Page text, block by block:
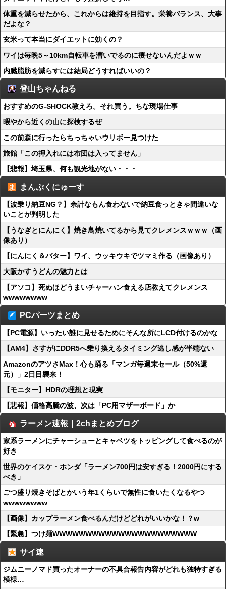
体重を減らせたから、これからは維持を目指す。栄養バランス、大事
だよな？
玄米って本当にダイエットに効くの？
ワイは毎晩5～10km自転車を漕いでるのに痩せないんだよｗｗ
内臓脂肪を減らすには結局どうすればいいの？
登山ちゃんねる
おすすめのG-SHOCK教えろ。それ買う。ちな現場仕事
暇やから近くの山に探検するぜ
この前森に行ったらちっちゃいウリボー見つけた
旅館「この押入れには布団は入ってません」
【悲報】埼玉県、何も観光地がない・・・
まんぷくにゅーす
【波乗り納豆NG？】余計なもん食わないで納豆食っときゃ間違いな
いことが判明した
【うなぎとにんにく】焼き鳥焼いてるから見てクレメンスｗｗｗ（画
像あり）
【にんにく＆バター】ワイ、ウッキウキでツマミ作る（画像あり）
大阪かすうどんの魅力とは
【アソコ】死ぬほどうまいチャーハン食える店教えてクレメンス
wwwwwwww
PCパーツまとめ
【PC電源】いったい誰に見せるためにそんな所にLCD付けるのかな
【AM4】さすがにDDR5へ乗り換えるタイミング逃し感が半端ない
AmazonのアツさMax！心も踊る「マンガ毎週末セール（50%還
元）」2日目襲来！
【モニター】HDRの理想と現実
【悲報】価格高騰の波、次は「PC用マザーボード」か
ラーメン速報｜2chまとめブログ
家系ラーメンにチャーシューとキャベツをトッピングして食べるのが
好き
世界のケイスケ・ホンダ「ラーメン700円は安すぎる！2000円にする
べき」
ごつ盛り焼きそばとかいう年1くらいで無性に食いたくなるやつ
wwwwwwww
【画像】カップラーメン食べるんだけどどれがいいかな！？w
【緊急】つけ麺WWWWWWWWWWWWWWWWWWWWWW
サイ速
ジムニーノマド買ったオーナーの不具合報告内容がどれも独特すぎる
模様…